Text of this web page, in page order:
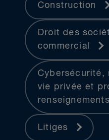
Construction
Droit des
commercial
Cybersécurité,
vie privée et
Litiges